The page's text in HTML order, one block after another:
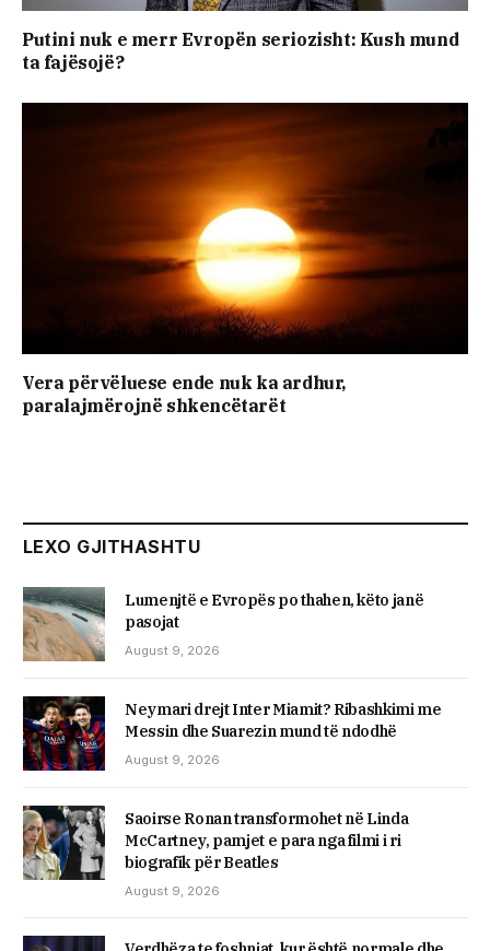
Putini nuk e merr Evropën seriozisht: Kush mund
ta fajësojë?
Vera përvëluese ende nuk ka ardhur,
paralajmërojnë shkencëtarët
LEXO GJITHASHTU
Lumenjtë e Evropës po thahen, këto janë
pasojat
August 9, 2026
Neymari drejt Inter Miamit? Ribashkimi me
Messin dhe Suarezin mund të ndodhë
August 9, 2026
Saoirse Ronan transformohet në Linda
McCartney, pamjet e para nga filmi i ri
biografik për Beatles
August 9, 2026